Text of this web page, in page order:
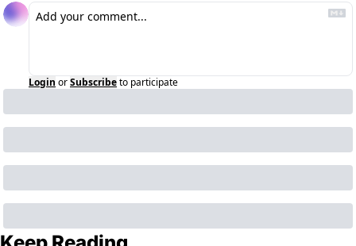
Login orSubscribeto participate